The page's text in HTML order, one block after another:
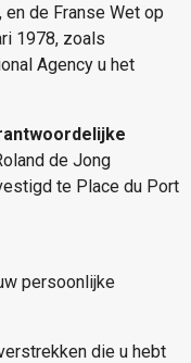
de Franse Wet op
1978, zoals
Agency u het
de Jong
te Place du Port
persoonlijke
die u hebt